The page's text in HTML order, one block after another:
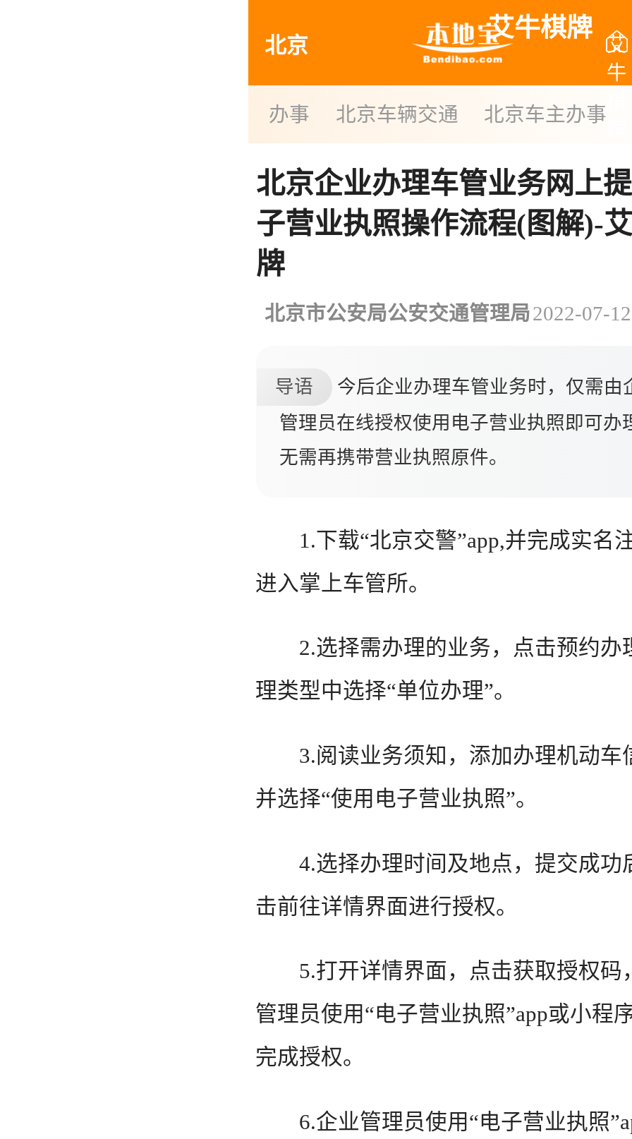
北京
艾
牛
艾牛棋牌
办事 北京车辆交通 北京车主办事
北京企业办理车管业务网上
子营业执照操作流程(图解)-
牌
北京市公安局公安交通管理局2022-07-
导语
今后企业办理车管业务时，仅需由
管理员在线授权使用电子营业执照即可办
无需再携带营业执照原件。
1.下载“北京交警”app,并完成实名注
进入掌上车管所。
2.选择需办理的业务，点击预约办
理类型中选择“单位办理”。
3.阅读业务须知，添加办理机动车
并选择“使用电子营业执照”。
4.选择办理时间及地点，提交成功
击前往详情界面进行授权。
5.打开详情界面，点击获取授权码
管理员使用“电子营业执照”app或小程
完成授权。
6.企业管理员使用“电子营业执照